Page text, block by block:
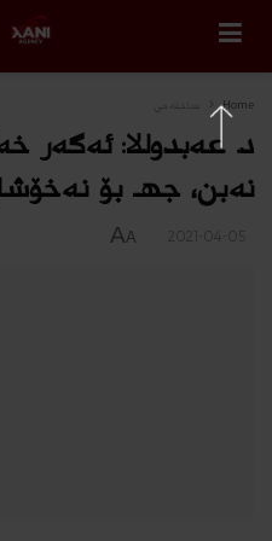
Home ساخله‌می
د. عه‌بدوللا: ئه‌گه‌ر
نه‌بن، جهـ بۆ
2021-04-05
A
A